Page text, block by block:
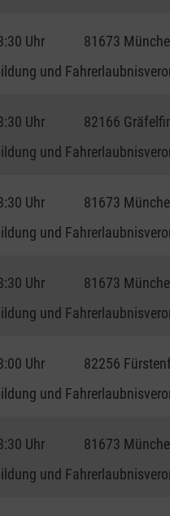
Uhr 81673
und
Uhr 82166
und
Uhr 81673
und
Uhr 81673
und
Uhr 82256
und
Uhr 81673
und